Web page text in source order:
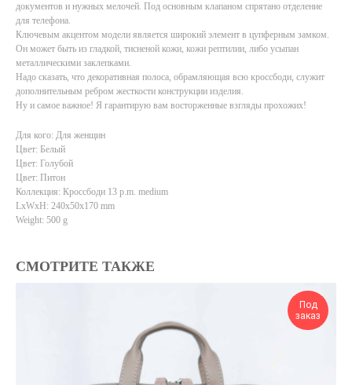
документов и нужных мелочей. Под основным клапаном спрятано отделение
для телефона.
Ключевым акцентом модели является широкий элемент в цупферным замком.
Он может быть из гладкой, тисненой кожи, кожи рептилии, либо усыпан
металлическими заклепками.
Надо сказать, что декоративная полоса, обрамляющая всю кроссбоди, служит
дополнительным ребром жесткости конструкции изделия.
Ну и самое важное! Я гарантирую вам восторженные взгляды прохожих!
Для кого: Для женщин
Цвет: Белый
Цвет: Голубой
Цвет: Питон
Коллекция: Кроссбоди 13 p.m. medium
LxWxH: 240x50x170 mm
Weight: 500 g
СМОТРИТЕ ТАКЖЕ
Под
заказ